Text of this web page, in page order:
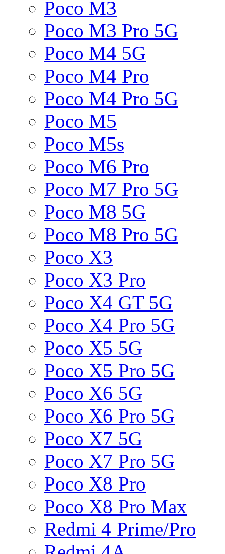
Poco M3
Poco M3 Pro 5G
Poco M4 5G
Poco M4 Pro
Poco M4 Pro 5G
Poco M5
Poco M5s
Poco M6 Pro
Poco M7 Pro 5G
Poco M8 5G
Poco M8 Pro 5G
Poco X3
Poco X3 Pro
Poco X4 GT 5G
Poco X4 Pro 5G
Poco X5 5G
Poco X5 Pro 5G
Poco X6 5G
Poco X6 Pro 5G
Poco X7 5G
Poco X7 Pro 5G
Poco X8 Pro
Poco X8 Pro Max
Redmi 4 Prime/Pro